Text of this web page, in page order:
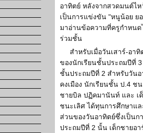
อาทิตย์ หลังจากสวดมนต์ไ
เป็นการแข่งขัน "หนูน้อย ย
มาอ่านข้อความที่ครูกำหนด
ร่วมชั้น
สำหรับเมื่อวันเสาร์-อา
ของนักเรียนชั้นประถมปีที่
ชั้นประถมปีที่ 2 สำหรับวัน
คงเมือง นักเรียนชั้น ป.4 ช
ชายบิล ปฏิคมานันท์ และ เ
ชนะเลิศ ได้ทุนการศึกษาแ
ส่วนของวันอาทิตย์ซึ่งเป็น
ประถมปีที่ 2 นั้น เด็กชายอ